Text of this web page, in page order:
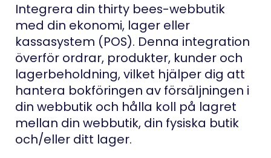
Integrera din thirty bees-webbutik
med din ekonomi, lager eller
kassasystem (POS). Denna integration
överför ordrar, produkter, kunder och
lagerbeholdning, vilket hjälper dig att
hantera bokföringen av försäljningen i
din webbutik och hålla koll på lagret
mellan din webbutik, din fysiska butik
och/eller ditt lager.